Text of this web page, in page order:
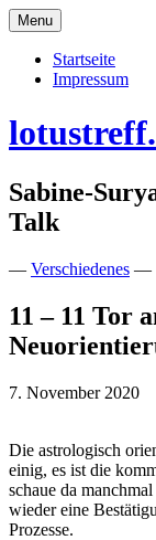
Skip
to
content
Menu
Startseite
Impressum
Sabine-
Talk
— Verschiedenes —
11 – 11 Tor
7. November 2020
Die astrologisch
einig, es ist die
schaue da
wieder eine
Prozesse.